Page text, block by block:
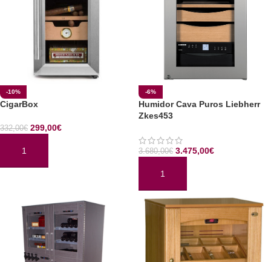
-10%
CigarBox
332,00€ 299,00€
AÑADIR AL CARRITO
-6%
Humidor Cava Puros Liebherr
Zkes453
3.680,00€ 3.475,00€
AÑADIR AL CARRITO